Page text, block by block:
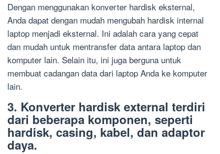
Dengan menggunakan konverter hardisk eksternal,
Anda dapat dengan mudah mengubah hardisk internal
laptop menjadi eksternal. Ini adalah cara yang cepat
dan mudah untuk mentransfer data antara laptop dan
komputer lain. Selain itu, ini juga berguna untuk
membuat cadangan data dari laptop Anda ke komputer
lain.
3. Konverter hardisk external terdiri
dari beberapa komponen, seperti
hardisk, casing, kabel, dan adaptor
daya.